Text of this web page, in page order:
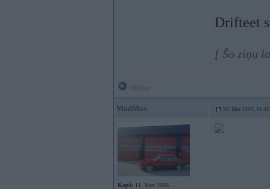
Drifteet
[ Šo ziņu
MadMax 28. Mar 2009, 16:18
Kopš: 11. Nov 2006